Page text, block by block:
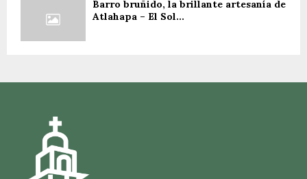
Barro bruñido, la brillante artesanía de
Atlahapa – El Sol...